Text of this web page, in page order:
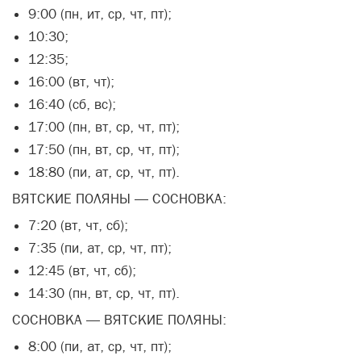
9:00 (пн, ит, ср, чт, пт);
10:30;
12:35;
16:00 (вт, чт);
16:40 (сб, вс);
17:00 (пн, вт, ср, чт, пт);
17:50 (пн, вт, ср, чт, пт);
18:80 (пи, ат, ср, чт, пт).
ВЯТСКИЕ ПОЛЯНЫ — СОСНОВКА:
7:20 (вт, чт, сб);
7:35 (пи, ат, ср, чт, пт);
12:45 (вт, чт, сб);
14:30 (пн, вт, ср, чт, пт).
СОСНОВКА — ВЯТСКИЕ ПОЛЯНЫ:
8:00 (пи, ат, ср, чт, пт);